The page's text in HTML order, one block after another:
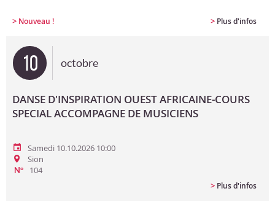
> Nouveau ! > Plus d'infos
10 octobre
DANSE D'INSPIRATION OUEST AFRICAINE-COURS
SPECIAL ACCOMPAGNE DE MUSICIENS
Samedi 10.10.2026 10:00
Sion
N°
104
> Plus d'infos